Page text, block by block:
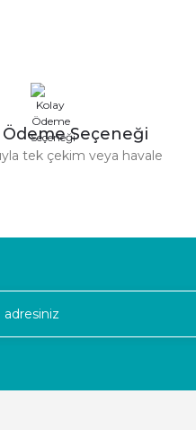
Ödeme Seçeneği
tek çekim veya havale